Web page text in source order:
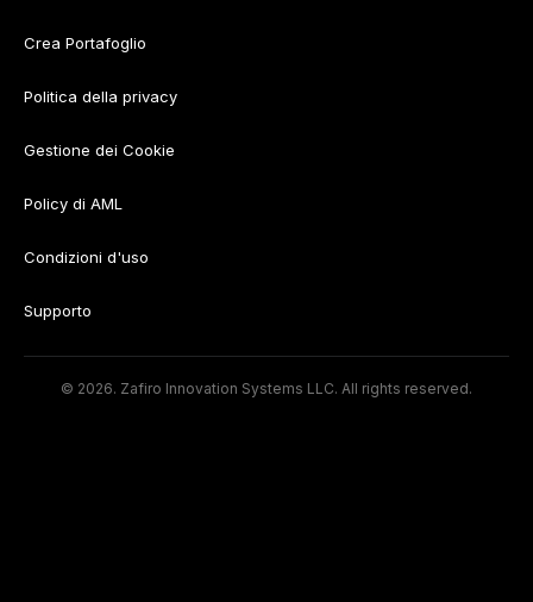
Crea Portafoglio
Politica della privacy
Gestione dei Cookie
Policy di AML
Condizioni d'uso
Supporto
© 2026. Zafiro Innovation Systems LLC. All rights reserved.